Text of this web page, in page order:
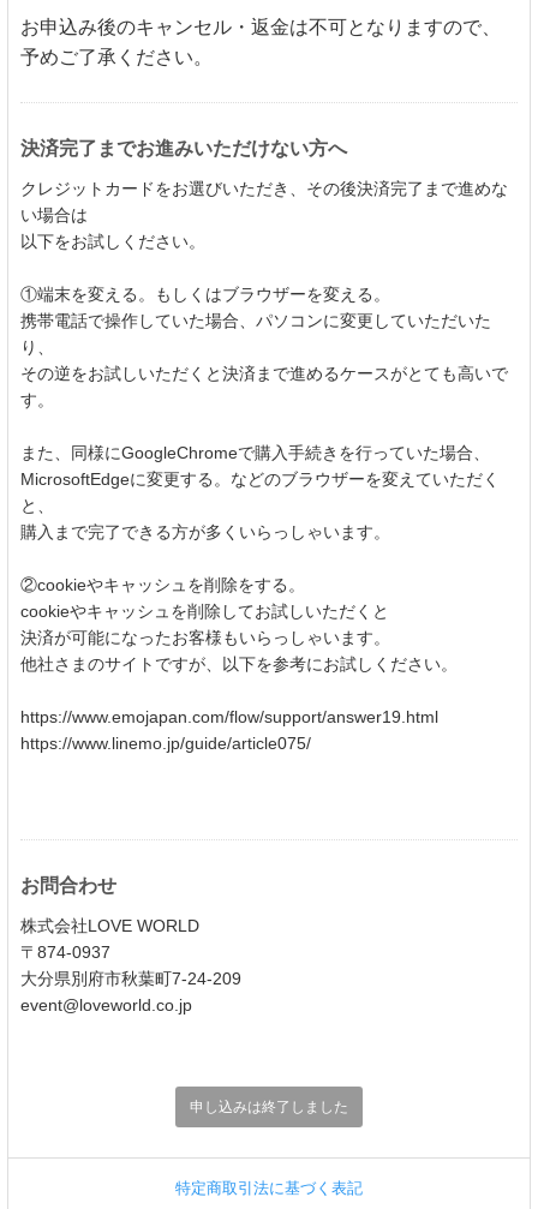
お申込み後のキャンセル・返金は不可となりますので、
予めご了承ください。
決済完了までお進みいただけない方へ
クレジットカードをお選びいただき、その後決済完了まで進めな
い場合は
以下をお試しください。
①端末を変える。もしくはブラウザーを変える。
携帯電話で操作していた場合、パソコンに変更していただいた
り、
その逆をお試しいただくと決済まで進めるケースがとても高いで
す。
また、同様にGoogleChromeで購入手続きを行っていた場合、
MicrosoftEdgeに変更する。などのブラウザーを変えていただく
と、
購入まで完了できる方が多くいらっしゃいます。
②cookieやキャッシュを削除をする。
cookieやキャッシュを削除してお試しいただくと
決済が可能になったお客様もいらっしゃいます。
他社さまのサイトですが、以下を参考にお試しください。
https://www.emojapan.com/flow/support/answer19.html
https://www.linemo.jp/guide/article075/
お問合わせ
株式会社LOVE WORLD
〒874-0937
大分県別府市秋葉町7-24-209
event@loveworld.co.jp
申し込みは終了しました
特定商取引法に基づく表記